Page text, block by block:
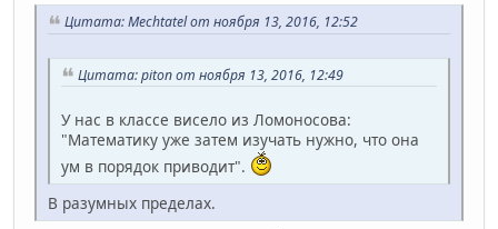
Цитата: Mechtatel от ноября 13, 2016, 12:52
Цитата: piton от ноября 13, 2016, 12:49
У нас в классе висело из Ломоносова:
"Математику уже затем изучать нужно, что она
ум в порядок приводит".
В разумных пределах.